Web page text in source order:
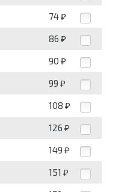
74 ₽
86 ₽
90 ₽
99 ₽
108 ₽
126 ₽
149 ₽
151 ₽